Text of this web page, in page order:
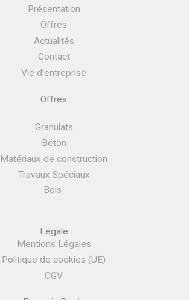
Présentation
Offres
Actualités
Contact
Vie d’entreprise
Offres
Granulats
Béton
Matériaux de construction
Travaux Spéciaux
Bois
Légale
Mentions Légales
Politique de cookies (UE)
CGV